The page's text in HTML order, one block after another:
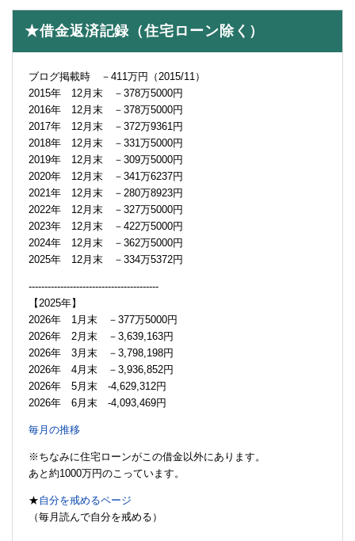
★借金返済記録（住宅ローン除く）
ブログ掲載時 －411万円（2015/11）
2015年 12月末 －378万5000円
2016年 12月末 －378万5000円
2017年 12月末 －372万9361円
2018年 12月末 －331万5000円
2019年 12月末 －309万5000円
2020年 12月末 －341万6237円
2021年 12月末 －280万8923円
2022年 12月末 －327万5000円
2023年 12月末 －422万5000円
2024年 12月末 －362万5000円
2025年 12月末 －334万5372円
-----------------------------------------
【2025年】
2026年 1月末 －377万5000円
2026年 2月末 －3,639,163円
2026年 3月末 －3,798,198円
2026年 4月末 －3,936,852円
2026年 5月末 -4,629,312円
2026年 6月末 -4,093,469円
毎月の推移
※ちなみに住宅ローンがこの借金以外にあります。
あと約1000万円のこっています。
★自分を戒めるページ
（毎月読んで自分を戒める）